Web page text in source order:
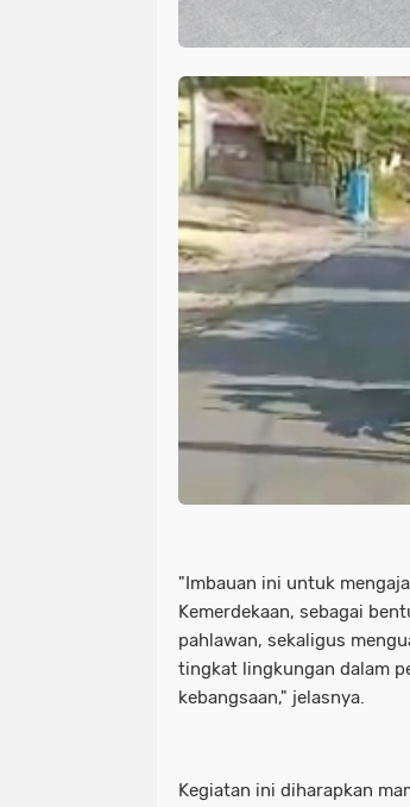
"Imbauan ini untuk
Kemerdekaan, sebagai
pahlawan, sekaligus
tingkat lingkungan dalam
kebangsaan," jelasnya.
Kegiatan ini diharapkan